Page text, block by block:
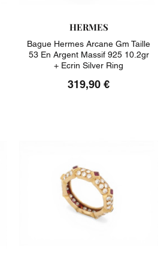
HERMES
Bague Hermes Arcane Gm Taille
53 En Argent Massif 925 10.2gr
+ Ecrin Silver Ring
319,90 €